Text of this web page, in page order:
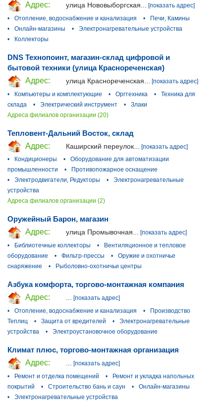
Адрес:
улица Нововыборгская...
[показать адрес]
•
Отопление, водоснабжение и канализация •
Печи, Камины
•
Онлайн-магазины •
Электронагревательные устройства
•
Коллекторы
DNS Технопоинт, магазин-склад цифровой и
бытовой техники (улица Краснореченская)
Адрес:
улица Краснореченская...
[показать адрес]
•
Компьютеры и комплектующие • Оргтехника •
Техника для
склада
• Электрический инструмент •
Злаки
Адреса филиалов организации (20)
Тепловент-Дальний Восток, склад
Адрес:
Каширский переулок...
[показать адрес]
•
Кондиционеры •
Оборудование для автоматизации
промышленности
•
Противопожарное оснащение
•
Электродвигатели, Редукторы •
Электронагревательные
устройства
Адреса филиалов организации (2)
Оружейный Барон, магазин
Адрес:
улица Промывочная... [показать адрес]
•
Библиотечные коллекторы •
Вентиляционное и тепловое
оборудование
• Фильтр-прессы •
Оружие и охотничье
снаряжение
• Рыболовно-охотничьи центры
Азбука комфорта, торгово-монтажная компания
Адрес:
... [показать адрес]
•
Отопление, водоснабжение и канализация •
Производство
Теплиц
• Защита от вредителей •
Электронагревательные
устройства
• Электроустановочное оборудование
Климат плюс, торгово-монтажная организация
Адрес:
[показать адрес]
•
Ремонт и отделка помещений •
Ремонт и укладка напольных
покрытий
• Строительство бань и саун •
Онлайн-магазины
•
Электронагревательные устройства